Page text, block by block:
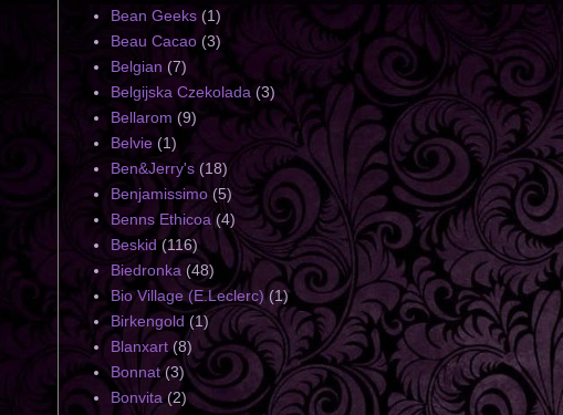
Bean Geeks (1)
Beau Cacao (3)
Belgian (7)
Belgijska Czekolada (3)
Bellarom (9)
Belvie (1)
Ben&Jerry's (18)
Benjamissimo (5)
Benns Ethicoa (4)
Beskid (116)
Biedronka (48)
Bio Village (E.Leclerc) (1)
Birkengold (1)
Blanxart (8)
Bonnat (3)
Bonvita (2)